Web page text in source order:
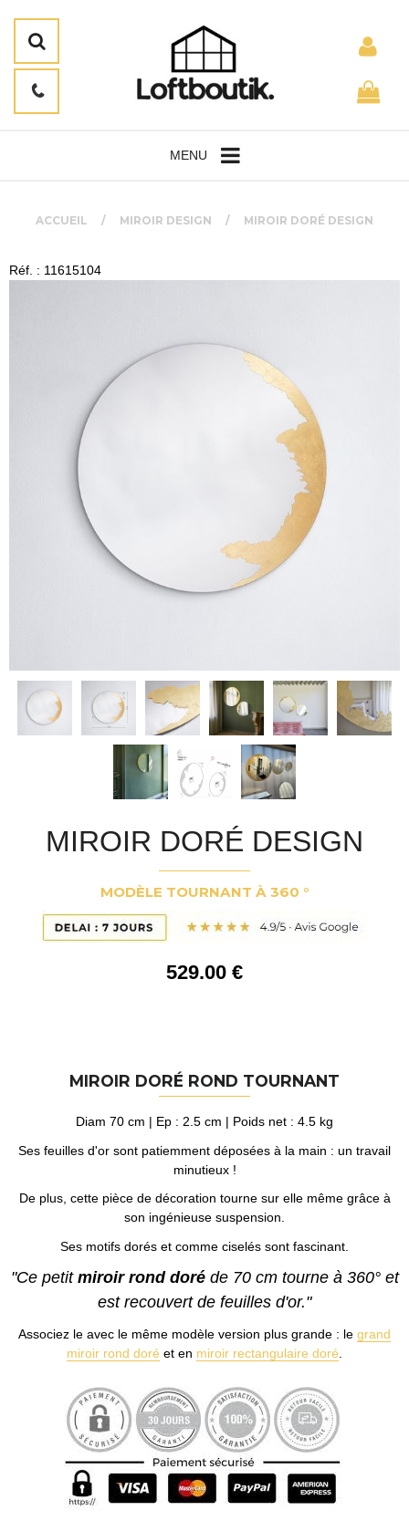
MENU
ACCUEIL MIROIR DESIGN MIROIR DORÉ DESIGN
Réf. : 11615104
MIROIR DORÉ DESIGN
MODÈLE TOURNANT À 360 °
529.00 €
MIROIR DORÉ ROND TOURNANT
Diam 70 cm | Ep : 2.5 cm | Poids net : 4.5 kg
Ses feuilles d'or sont patiemment déposées à la main : un travail
minutieux !
De plus, cette pièce de décoration tourne sur elle même grâce à
son ingénieuse suspension.
Ses motifs dorés et comme ciselés sont fascinant.
"Ce petit miroir rond doré de 70 cm tourne à 360° et
est recouvert de feuilles d'or."
Associez le avec le même modèle version plus grande : le grand
miroir rond doré et en miroir rectangulaire doré